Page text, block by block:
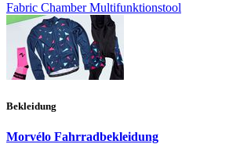
Fabric Chamber Multifunktionstool
Bekleidung
Morvélo Fahrradbekleidung